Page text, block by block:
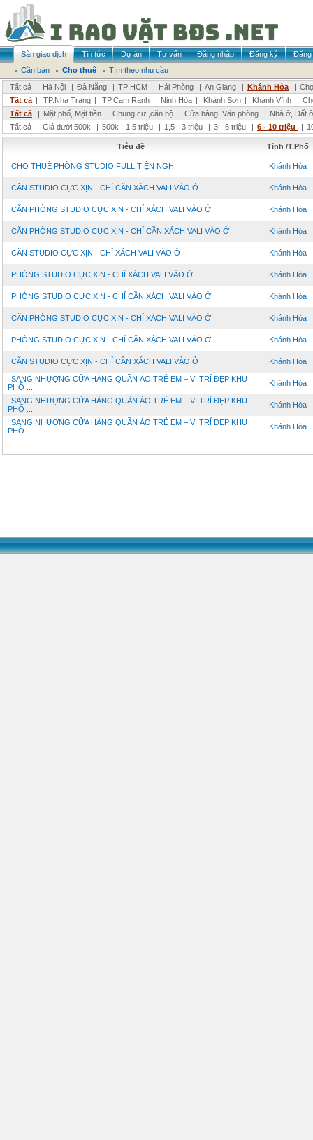
Sàn giao dịch Tin tức Dự án Tư vấn Đăng nhập Đăng ký
Đăng
Cần bán
Cho thuê
Tìm theo nhu cầu
Tất cả
| Hà Nội | Đà Nẵng | TP HCM | Hải Phòng | An Giang | Khánh Hòa |
Tất cả | TP.Nha Trang | TP.Cam Ranh | Ninh Hòa | Khánh Sơn | Khánh Vĩnh |
Tất cả
| Mặt phố, Mặt tiền | Chung cư ,căn hộ | Cửa hàng, Văn phòng | Nhà ở, Đất ở
Tất cả
| Giá dưới 500k | 500k - 1,5 triệu | 1,5 - 3 triệu | 3 - 6 triệu | 6 - 10 triệu |
Tiêu đề Tỉnh /T.Phố
CHO THUÊ PHÒNG STUDIO FULL TIỆN NGHI Khánh Hòa
CĂN STUDIO CỰC XỊN - CHỈ CẦN XÁCH VALI VÀO Ở Khánh Hòa
CĂN PHÒNG STUDIO CỰC XỊN - CHỈ XÁCH VALI VÀO Ở Khánh Hòa
CĂN PHÒNG STUDIO CỰC XỊN - CHỈ CẦN XÁCH VALI VÀO Ở Khánh Hòa
CĂN STUDIO CỰC XỊN - CHỈ XÁCH VALI VÀO Ở Khánh Hòa
PHÒNG STUDIO CỰC XỊN - CHỈ XÁCH VALI VÀO Ở Khánh Hòa
PHÒNG STUDIO CỰC XỊN - CHỈ CẦN XÁCH VALI VÀO Ở Khánh Hòa
CĂN PHÒNG STUDIO CỰC XỊN - CHỈ XÁCH VALI VÀO Ở Khánh Hòa
PHÒNG STUDIO CỰC XỊN - CHỈ CẦN XÁCH VALI VÀO Ở Khánh Hòa
CĂN STUDIO CỰC XỊN - CHỈ CẦN XÁCH VALI VÀO Ở Khánh Hòa
SANG NHƯỢNG CỬA HÀNG QUẦN ÁO TRẺ EM – VỊ TRÍ ĐẸP KHU
PHỐ ...
Khánh Hòa
SANG NHƯỢNG CỬA HÀNG QUẦN ÁO TRẺ EM – VỊ TRÍ ĐẸP KHU
PHỐ ...
Khánh Hòa
SANG NHƯỢNG CỬA HÀNG QUẦN ÁO TRẺ EM – VỊ TRÍ ĐẸP KHU
PHỐ ...
Khánh Hòa